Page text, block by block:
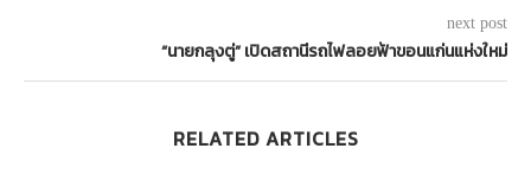
next post
“นายกลุงตู่” เปิดสถานีรถไฟลอยฟ้าขอนแก่นแห่งใหม่
RELATED ARTICLES